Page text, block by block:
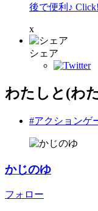
後で便利♪ Click!
x
シェア
わたしと(わ
#アクションゲ
かじのゆ
フォロー